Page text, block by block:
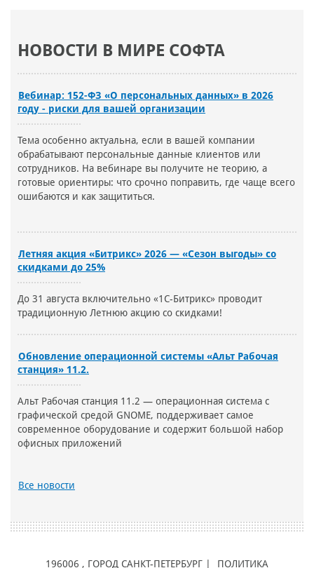
НОВОСТИ В МИРЕ СОФТА
Вебинар: 152-ФЗ «О персональных данных» в 2026
году - риски для вашей организации
Тема особенно актуальна, если в вашей компании
обрабатывают персональные данные клиентов или
сотрудников. На вебинаре вы получите не теорию, а
готовые ориентиры: что срочно поправить, где чаще всего
ошибаются и как защититься.
Летняя акция «Битрикс» 2026 — «Сезон выгоды» со
скидками до 25%
До 31 августа включительно «1С-Битрикс» проводит
традиционную Летнюю акцию со скидками!
Обновление операционной системы «Альт Рабочая
станция» 11.2.
Альт Рабочая станция 11.2 — операционная система с
графической средой GNOME, поддерживает самое
современное оборудование и содержит большой набор
офисных приложений
Все новости
196006 , ГОРОД САНКТ-ПЕТЕРБУРГ | ПОЛИТИКА